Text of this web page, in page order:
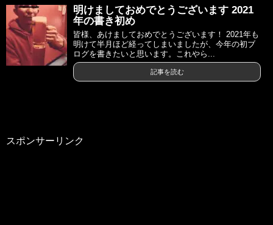
明けましておめでとうございます 2021
年の書き初め
皆様、あけましておめでとうございます！ 2021年も
明けて半月ほど経ってしまいましたが、今年の初ブ
ログを書きたいと思います。これやら...
記事を読む
スポンサーリンク